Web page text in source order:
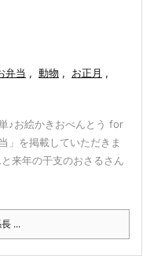
弁当 , 動物 , お正月 ,
♪お絵かきおべんとう for
」を掲載していただきま
来年の干支のおさるさん
...